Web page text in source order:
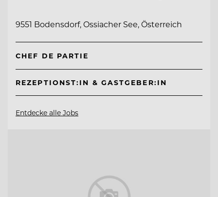
9551 Bodensdorf, Ossiacher See, Österreich
CHEF DE PARTIE
REZEPTIONST:IN & GASTGEBER:IN
Entdecke alle Jobs